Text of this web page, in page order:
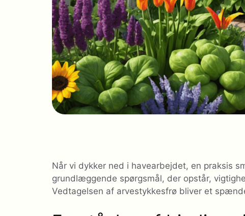
Når vi dykker ned i havearbejdet, en praksis
grundlæggende spørgsmål, der opstår,
Vedtagelsen af ​​arvestykkesfrø bliver et